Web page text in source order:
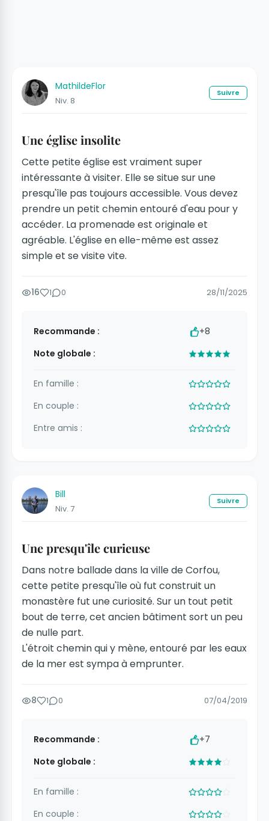
MathildeFlor
Niv. 8
Suivre
Une église insolite
Cette petite église est vraiment super
intéressante à visiter. Elle se situe sur une
presqu'île pas toujours accessible. Vous devez
prendre un petit chemin entouré d'eau pour y
accéder. La promenade est originale et
agréable. L'église en elle-même est assez
simple et se visite vite.
16 1 0 28/11/2025
Recommande :
+8
Note globale :
En famille :
En couple :
Entre amis :
Bill
Niv. 7
Suivre
Une presqu'île curieuse
Dans notre ballade dans la ville de Corfou,
cette petite presqu'île où fut construit un
monastère fut une curiosité. Sur un tout petit
bout de terre, cet ancien bâtiment sort un peu
de nulle part.
L'étroit chemin qui y mène, entouré par les eaux
de la mer est sympa à emprunter.
8 1 0 07/04/2019
Recommande :
+7
Note globale :
En famille :
En couple :